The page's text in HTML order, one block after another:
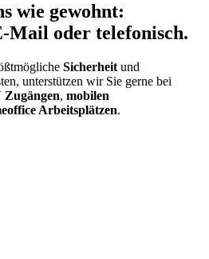
wie gewohnt:
Mail oder telefonisch.
Sicherheit und
unterstützen wir Sie gerne bei
Zugängen, mobilen
Arbeitsplätzen.